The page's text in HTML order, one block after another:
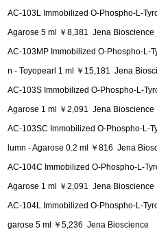
AC-103L Immobilized O-Phospho-L-
Agarose 5 ml ￥8,381 Jena Bioscience
AC-103MP Immobilized O-Phospho-L-
n - Toyopearl 1 ml ￥15,181 Jena
AC-103S Immobilized O-Phospho-L-
Agarose 1 ml ￥2,091 Jena Bioscience
AC-103SC Immobilized O-Phospho-L-
lumn - Agarose 0.2 ml ￥816 Jena
AC-104C Immobilized O-Phospho-L-
Agarose 1 ml ￥2,091 Jena Bioscience
AC-104L Immobilized O-Phospho-L-
garose 5 ml ￥5,236 Jena Bioscience